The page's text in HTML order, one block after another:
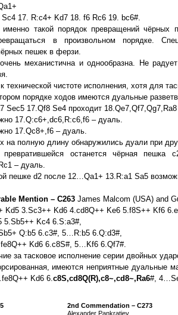
17. R:c4+ Kd7 18. f6 Rc6 19. bc6#.
именно такой порядок превращений
в произвольном порядке.
пешек в ферзи.
механистична и однообразна. Не
технической чистоте исполнения, хотя для
порядке ходов имеются дуальные
Sес5 17.Qf8 Sе4 проходит
17.Q:с6+,dc6,R:с6,f6 – дуаль.
17.Qс8+,f6 – дуаль.
на полную длину обнаружились дуали при
останется чёрная
– дуаль.
пешке d2 после 12…Qа1+ 13.R:а1 Sа5
Mention – C263 James Malcom (USA) and
Kd5 3.Sc3++ Kd6 4.cd8Q++ Ke6 5.f8S++ Kf6
5.Sb5++ Kc4 6.S:a3#,
Q:b5 6.c3#, 5…R:b5 6.Q:d3#,
Kd6 6.c8S#, 5…Kf6 6.Qf7#.
за тасковое исполнение серии двойных
имеются неприятные дуальные
Kd6 6. с8S,сd8Q(R),с8~,cd8~,Rа6#,
2nd Commendation – C273
Alexander Pankratiev